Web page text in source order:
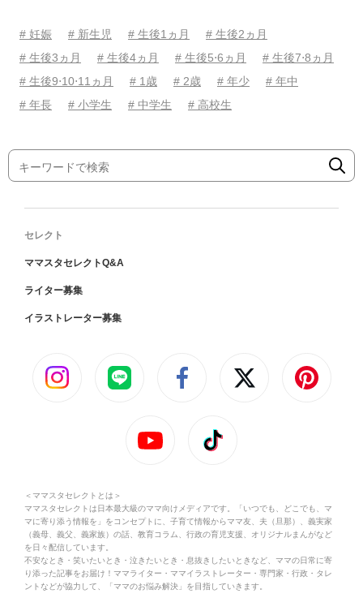
# 妊娠 # 新生児 # 生後1ヵ月
# 生後2ヵ月
# 生後3ヵ月
# 生後4ヵ月 # 生後5⋅6ヵ月
# 生後7⋅8ヵ月
# 生後9⋅10⋅11ヵ月
# 1歳 # 2歳 # 年少
# 年中
# 年長
# 小学生 # 中学生 # 高校生
セレクト
ママスタセレクトQ&A
ライター募集
イラストレーター募集
＜ママスタセレクトとは＞
ママスタセレクトは日本最大級のママ向けメディアです。「いつでも、どこでも、マ
マに寄り添う情報を」をコンセプトに、子育て情報からママ友、夫（旦那）、義実家
（義母、義父、義家族）の話、教育コラム、行政の育児支援、オリジナルまんがなど
を日々配信しています。
不安なとき・笑いたいとき・泣きたいとき・息抜きしたいときなど、ママの日常に寄
り添った記事をお届け！ママライター・ママイラストレーター・専門家・行政・タレ
ントなどが協力して、「ママのお悩み解決」を目指していきます。